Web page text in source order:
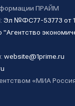
ПРАЙМ
Эл №ФС77-53773 от
"Агентство
website@1prime.ru
«МИА